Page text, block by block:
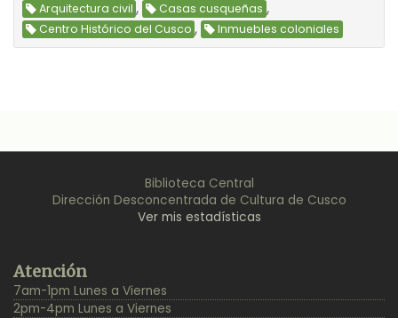
Arquitectura civil , Casas cusqueñas ,
Centro Histórico del Cusco , Inmuebles coloniales
Biblioteca Central
Dirección Desconcentrada de Cultura de Cusco
Ver mis estadísticas
Top
Atención
7am-1pm Lunes a Viernes
2pm-4pm Lunes a Viernes